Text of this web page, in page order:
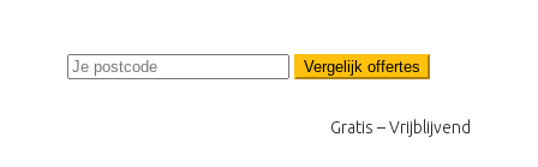
Vergelijk offertes
Gratis – Vrijblijvend